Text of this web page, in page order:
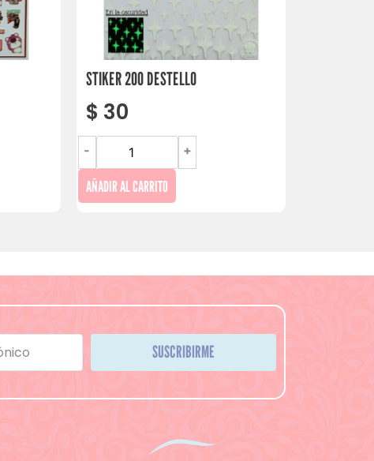
STIKER 200 DESTELLO
$ 30
- +
AÑADIR AL CARRITO
SUSCRIBIRME